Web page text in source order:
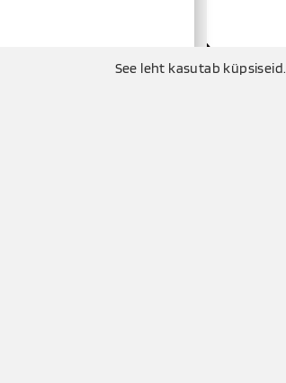
See leht kasutab küpsiseid.